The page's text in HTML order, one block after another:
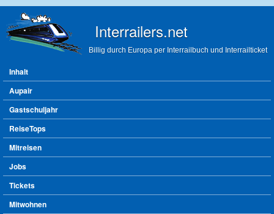
Interrailers.net
Billig durch Europa per Interrailbuch und Interrailticket
Hauptmenü
Inhalt
Aupair
Gastschuljahr
ReiseTops
Mitreisen
Jobs
Tickets
Mitwohnen